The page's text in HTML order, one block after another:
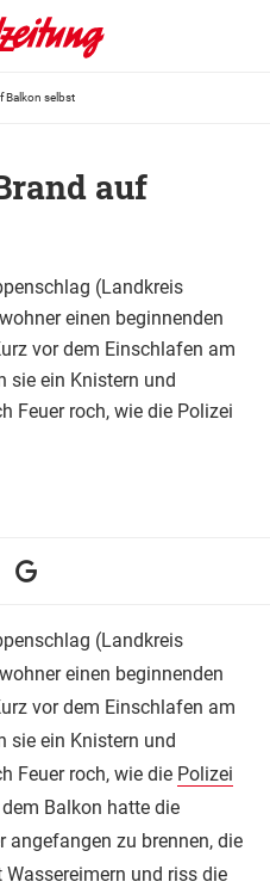
Balkon selbst
auf
(Landkreis
einen beginnenden
vor dem Einschlafen am
sie ein Knistern und
Feuer roch, wie die Polizei
(Landkreis
einen beginnenden
vor dem Einschlafen am
sie ein Knistern und
Feuer roch, wie die Polizei
Balkon hatte die
angefangen zu brennen, die
und riss die